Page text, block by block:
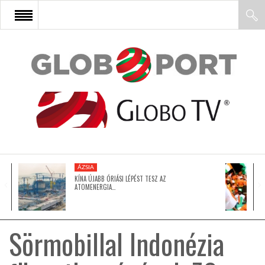
FŐOLDAL
AFRIKA
ÁZSIA
LATIN-AMERIKA
ÁZSIA
KÍNA ÚJABB ÓRIÁSI LÉPÉST TESZ AZ
ATOMENERGIA…
Sörmobillal Indonézia